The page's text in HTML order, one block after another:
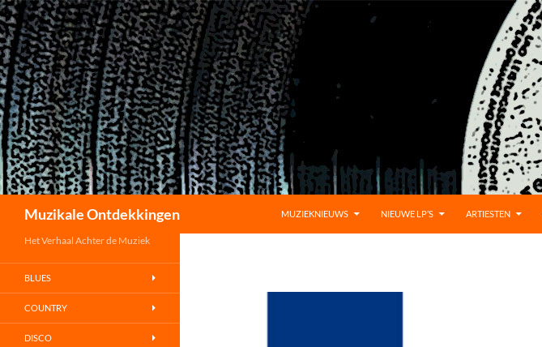
Muzikale Ontdekkingen
MUZIEKNIEUWS
NIEUWE LP’S ARTIESTEN
Het Verhaal Achter de Muziek
BLUES
COUNTRY
DISCO